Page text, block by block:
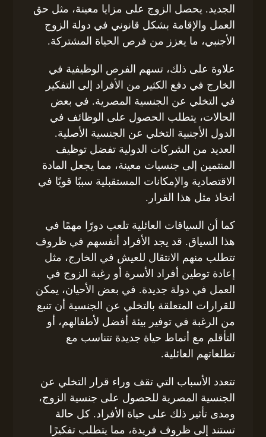
الجديد. يحصل الزوج على مزايا معينة، مثل حق
العمل والإقامة بشكل قانوني في دولة الزوج
الأجنبي، ما يعزز من فرص الحياة المشتركة.
علاوة على ذلك، تسهم الفرص الوظيفية في
الخارج في دفع الكثير من الأفراد إلى التفكير
في التخلي عن الجنسية المصرية. في بعض
الحالات، يتطلب الحصول على الوظائف في
الدول الأجنبية التخلي عن الجنسية الأصلية.
العديد من الشركات الدولية تفضل توظيف
المنتمين إلى جنسيات معينة، مما يجعل المادة
الاقتصادية والإمكانات المستقبلية سببًا قويًا في
اتخاذ مثل هذا القرار.
كما أن السياقات العائلية تلعب دورًا مهمًا في
هذا السياق. قد يجد الأفراد أنفسهم في ظروف
تتطلب منهم الانتقال للعيش في الخارج، مثل
إعادة توطين أفراد الأسرة أو رغبة الزوج في
العمل في دولة جديدة. في بعض الأحيان، يمكن
للقرارات المتعلقة بالتخلي عن الجنسية أن تنبع
من الرغبة في توفير بيئة أفضل لأطفالهم، أو
التأقلم مع أنماط حياة جديدة تتناسب مع
تطلعاتهم العائلية.
تتعدد الأسباب التي تقف وراء قرار التخلي عن
الجنسية المصرية للحصول على جنسية الزوج،
ومدى تأثير ذلك على حياة الأفراد. كل حالة
تستند إلى ظروف فريدة، مما يتطلب تفكيرًا